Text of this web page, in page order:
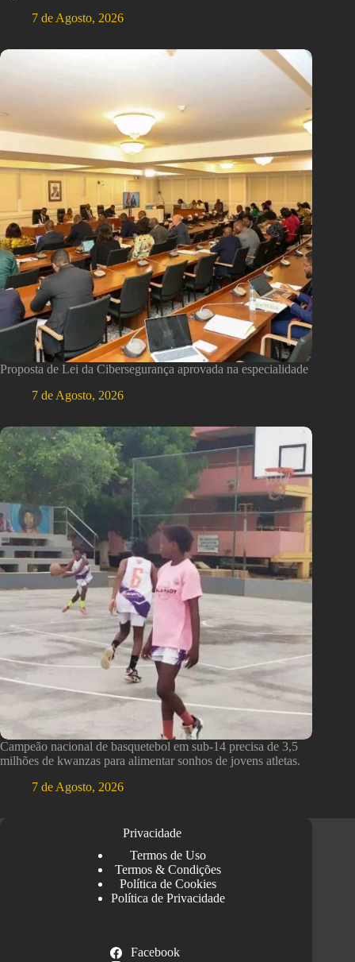
7 de Agosto, 2026
Proposta de Lei da Cibersegurança aprovada na especialidade
7 de Agosto, 2026
Campeão nacional de basquetebol em sub-14 precisa de 3,5
milhões de kwanzas para alimentar sonhos de jovens atletas.
7 de Agosto, 2026
Privacidade
Termos de Uso
Termos & Condições
Política de Cookies
Política de Privacidade
Facebook